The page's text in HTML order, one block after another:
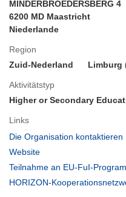
MINDERBROEDERSBERG 4
6200 MD Maastricht
Niederlande
Region
Zuid-Nederland
Limburg
Aktivitätstyp
Higher or Secondary
Links
Die Organisation kontaktieren
Website
in
Fenster)
Teilnahme an EU-FuI-
HORIZON-